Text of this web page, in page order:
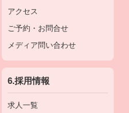
アクセス
ご予約・お問合せ
メディア問い合わせ
6.採用情報
求人一覧